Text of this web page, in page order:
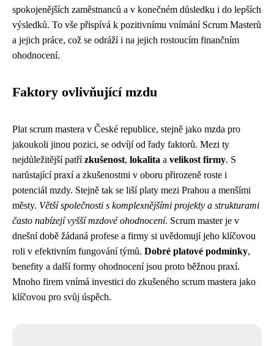
spokojenějších zaměstnanců a v konečném důsledku i do lepších
výsledků. To vše přispívá k pozitivnímu vnímání Scrum Masterů
a jejich práce, což se odráží i na jejich rostoucím finančním
ohodnocení.
Faktory ovlivňující mzdu
Plat scrum mastera v České republice, stejně jako mzda pro
jakoukoli jinou pozici, se odvíjí od řady faktorů. Mezi ty
nejdůležitější patřízkušenost, lokalita a velikost firmy. S
narůstající praxí a zkušenostmi v oboru přirozeně roste i
potenciál mzdy. Stejně tak se liší platy mezi Prahou a menšími
městy. Větší společnosti s komplexnějšími projekty a strukturami
často nabízejí vyšší mzdové ohodnocení. Scrum master je v
dnešní době žádaná profese a firmy si uvědomují jeho klíčovou
roli v efektivním fungování týmů. Dobré platové podmínky,
benefity a další formy ohodnocení jsou proto běžnou praxí.
Mnoho firem vnímá investici do zkušeného scrum mastera jako
klíčovou pro svůj úspěch.